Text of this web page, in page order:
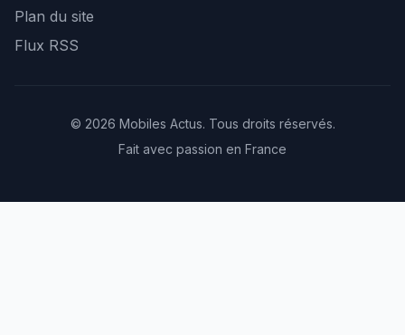
Plan du site
Flux RSS
© 2026 Mobiles Actus. Tous droits réservés.
Fait avec passion en France